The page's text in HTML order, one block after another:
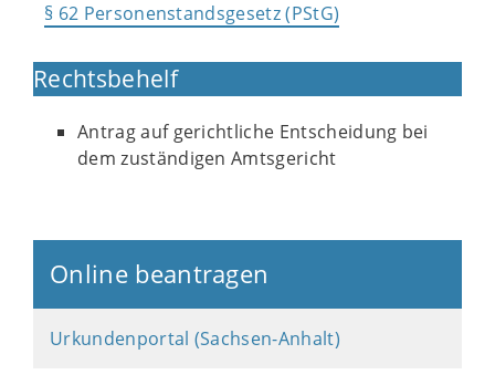
§ 62 Personenstandsgesetz (PStG)
Rechtsbehelf
Antrag auf gerichtliche Entscheidung bei
dem zuständigen Amtsgericht
Online beantragen
Urkundenportal (Sachsen-Anhalt)